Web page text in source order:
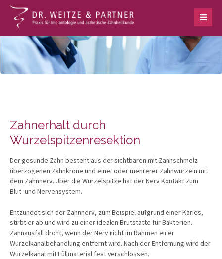
Zahnerhalt durch
Wurzelspitzenresektion
Der gesunde Zahn besteht aus der sichtbaren mit Zahnschmelz
überzogenen Zahnkrone und einer oder mehrerer Zahnwurzeln mit
dem Zahnnerv. Über die Wurzelspitze hat der Nerv Kontakt zum
Blut- und Nervensystem.
Entzündet sich der Zahnnerv, zum Beispiel aufgrund einer Karies,
stirbt er ab und wird zu einer idealen Brutstätte für Bakterien.
Zahnausfall droht, wenn der Nerv nicht im Rahmen einer
Wurzelkanalbehandlung entfernt wird. Nach der Entfernung wird der
Wurzelkanal mit Füllmaterial fest verschlossen.